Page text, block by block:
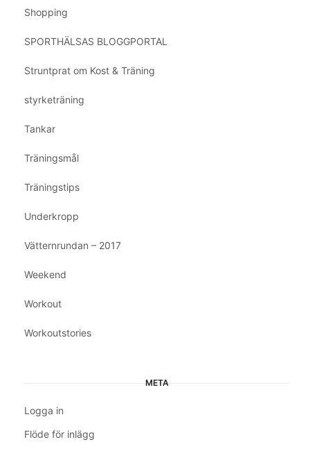
Shopping
SPORTHÄLSAS BLOGGPORTAL
Struntprat om Kost & Träning
styrketräning
Tankar
Träningsmål
Träningstips
Underkropp
Vätternrundan – 2017
Weekend
Workout
Workoutstories
META
Logga in
Flöde för inlägg